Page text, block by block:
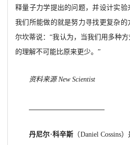
释量子力学提出的问题，并设计实验
我们所能做的就是努力寻找更复杂
尔坎蒂说：“我认为，当我们用多种
的理解不可能比原来更少。”
资料来源New Scientist
丹尼尔·科辛斯 （Daniel Cossins